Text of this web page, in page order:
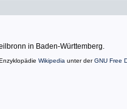
in Baden-Württemberg.
Wikipedia unter derGNU Free